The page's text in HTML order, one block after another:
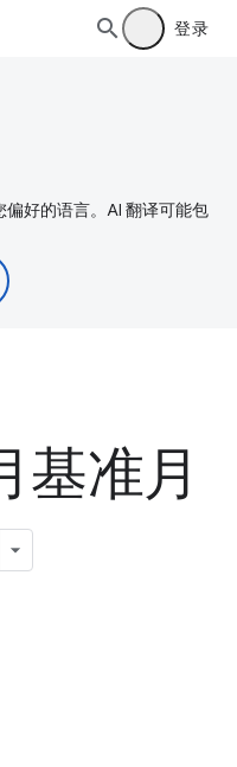
登录
好的语言。AI 翻译可能包
基准月